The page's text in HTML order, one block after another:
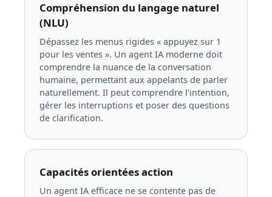
Compréhension du langage naturel
(NLU)
Dépassez les menus rigides « appuyez sur 1
pour les ventes ». Un agent IA moderne doit
comprendre la nuance de la conversation
humaine, permettant aux appelants de parler
naturellement. Il peut comprendre l'intention,
gérer les interruptions et poser des questions
de clarification.
Capacités orientées action
Un agent IA efficace ne se contente pas de